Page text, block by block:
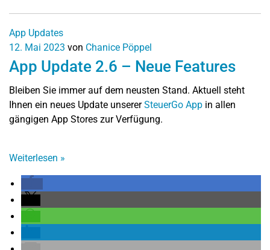
App Updates
12. Mai 2023 von Chanice Pöppel
App Update 2.6 – Neue Features
Bleiben Sie immer auf dem neusten Stand. Aktuell steht
Ihnen ein neues Update unsererSteuerGo App in allen
gängigen App Stores zur Verfügung.
Weiterlesen »